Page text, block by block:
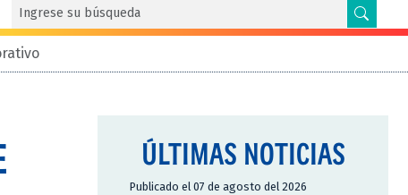
ÚLTIMAS NOTICIAS
Publicado el 07 de agosto del 2026